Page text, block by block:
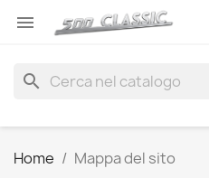

search
Home Mappa del sito